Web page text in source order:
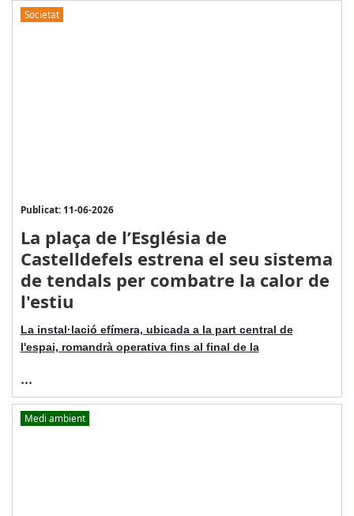
Societat
Publicat: 11-06-2026
La plaça de l’Església de
Castelldefels estrena el seu sistema
de tendals per combatre la calor de
l'estiu
La instal·lació efímera, ubicada a la part central de
l'espai, romandrà operativa fins al final de la
...
Medi ambient